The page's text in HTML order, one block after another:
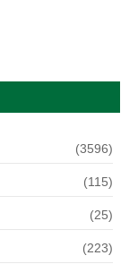
(3596)
(115)
(25)
(223)